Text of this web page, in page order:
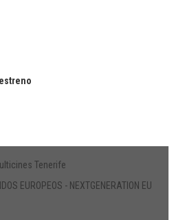
Tenerife
EUROPEOS - NEXTGENERATION EU